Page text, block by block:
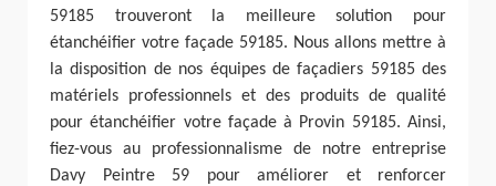
59185 trouveront la meilleure solution pour
étanchéifier votre façade 59185. Nous allons mettre à
la disposition de nos équipes de façadiers 59185 des
matériels professionnels et des produits de qualité
pour étanchéifier votre façade à Provin 59185. Ainsi,
fiez-vous au professionnalisme de notre entreprise
Davy Peintre 59 pour améliorer et renforcer